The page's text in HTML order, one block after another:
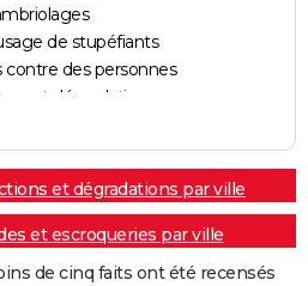
de stupéfiants
contre des personnes
et dégradations
et dégradations par ville
et escroqueries par ville
de cinq faits ont été recensés